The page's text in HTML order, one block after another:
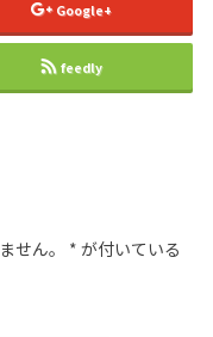
Google+
feedly
せん。 * が付いている